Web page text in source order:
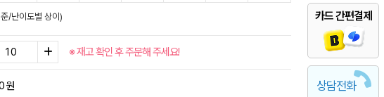
카드 간편결제
상담전화
/난이도별 상이)
※ 재고 확인 후 주문해 주세요!
원